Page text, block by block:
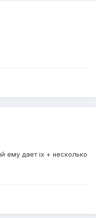
ему дает ix + несколько